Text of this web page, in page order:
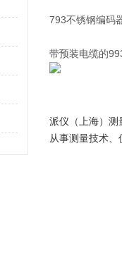
793不锈钢编码
带预装电缆的
派仪（上海）测
从事测量技术